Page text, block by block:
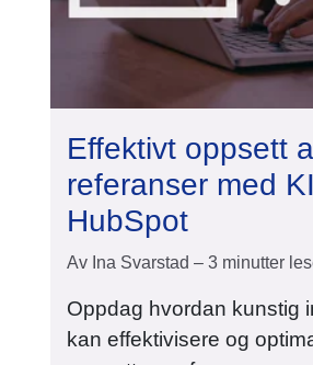
Effektivt oppsett
referanser med
HubSpot
Av Ina Svarstad – 3 minutter
Oppdag hvordan kunstig
kan effektivisere og